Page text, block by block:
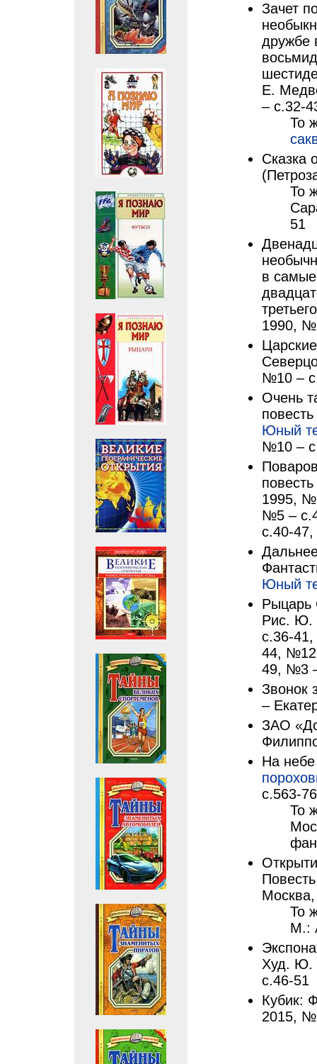
Зачет
дружбе
Е.
– с.32-
То
Сказка
То
51
в
1990,
№10 –
Очень
Юный
№10 –
1995,
№5 –
с.40-
Юный
Рыцарь
Рис. Ю.
с.36-
44, №12
49, №3
Звонок
–
ЗАО
На
с.563-
То
То
М.:
Худ. Ю.
с.46-51
Кубик:
2015,